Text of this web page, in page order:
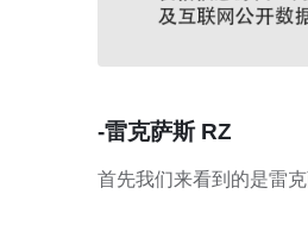
-雷克萨斯 RZ
首先我们来看到的是雷